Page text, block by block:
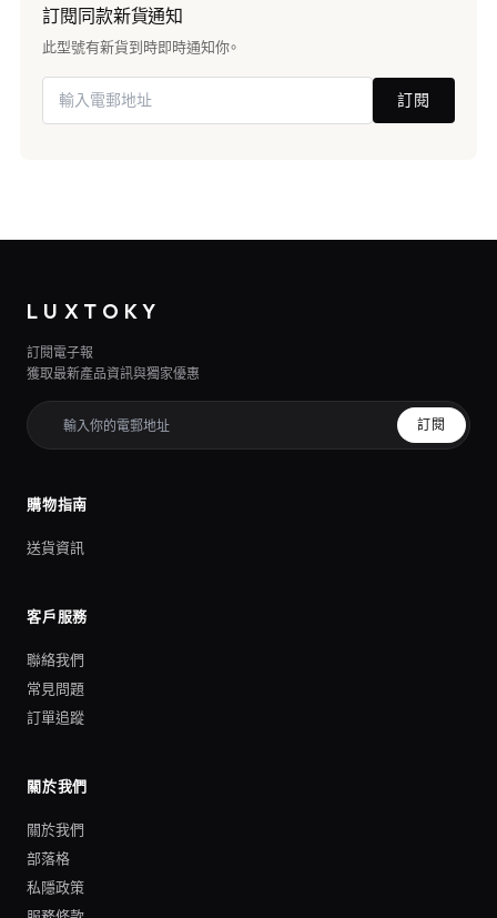
訂閱同款新貨通知
此型號有新貨到時即時通知你。
訂閱
LUXTOKY
訂閱電子報
獲取最新產品資訊與獨家優惠
訂閱
購物指南
送貨資訊
客戶服務
聯絡我們
常見問題
訂單追蹤
關於我們
關於我們
部落格
私隱政策